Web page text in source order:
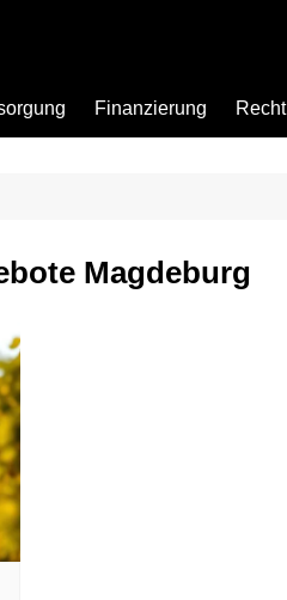
Büro
Küche
Finanzierung Recht
Magdeburg